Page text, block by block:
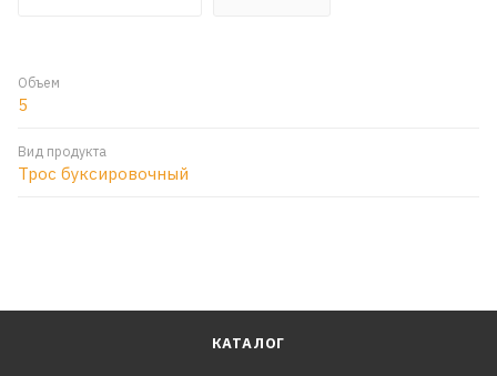
Объем
5
Вид продукта
Трос буксировочный
КАТАЛОГ